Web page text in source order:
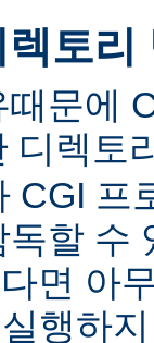
토리
때문에
디렉토
CGI 프
할 수
면 아
행하